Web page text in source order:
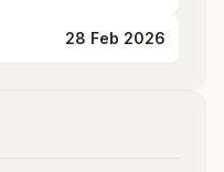
28 Feb 2026